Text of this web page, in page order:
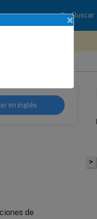
Buscar
en inglés
de
>
×